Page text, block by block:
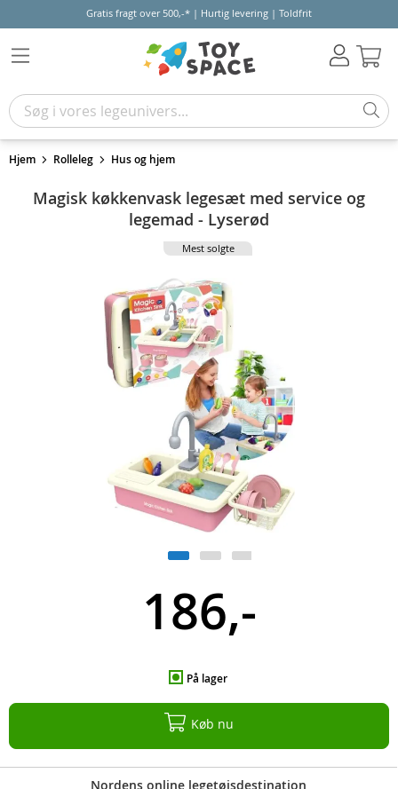
Gratis fragt over 500,-* | Hurtig levering | Toldfrit
Hjem Rolleleg Hus og hjem
Magisk køkkenvask legesæt med service og
legemad - Lyserød
Mest solgte
186,-
På lager
Køb nu
Nordens online legetøjsdestination